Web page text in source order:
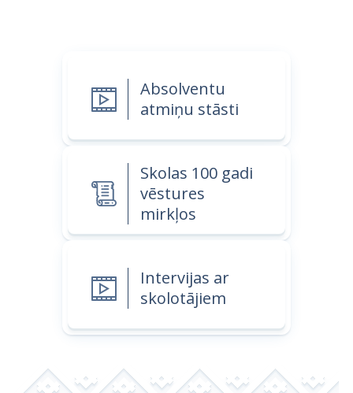
Absolventu
atmiņu stāsti
Skolas 100 gadi
vēstures
mirkļos
Intervijas ar
skolotājiem